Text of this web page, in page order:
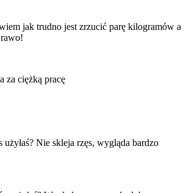
jak trudno jest zrzucić parę kilogramów a
za ciężką pracę
użyłaś? Nie skleja rzęs, wygląda bardzo